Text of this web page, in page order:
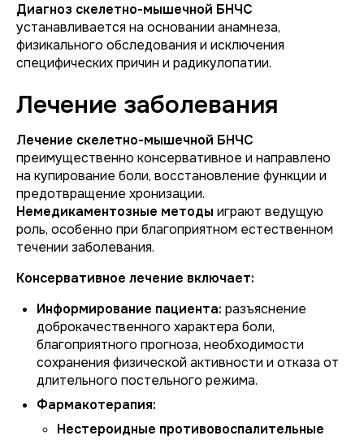
Диагноз скелетно-мышечной БНЧС
устанавливается на основании анамнеза,
физикального обследования и исключения
специфических причин и радикулопатии.
Лечение заболевания
Лечение скелетно-мышечной БНЧС
преимущественно консервативное и направлено
на купирование боли, восстановление функции и
предотвращение хронизации.
Немедикаментозные методы играют ведущую
роль, особенно при благоприятном естественном
течении заболевания.
Консервативное лечение включает:
Информирование пациента: разъяснение
доброкачественного характера боли,
благоприятного прогноза, необходимости
сохранения физической активности и отказа от
длительного постельного режима.
Фармакотерапия:
Нестероидные противовоспалительные